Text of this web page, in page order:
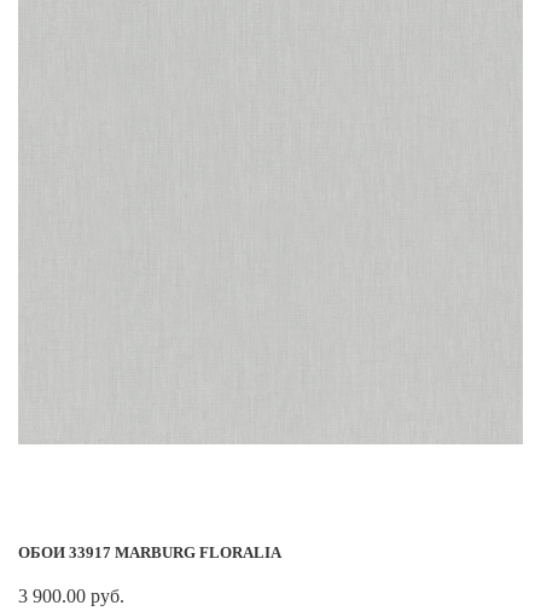
ОБОИ 33917 MARBURG FLORALIA
3 900.00 руб.